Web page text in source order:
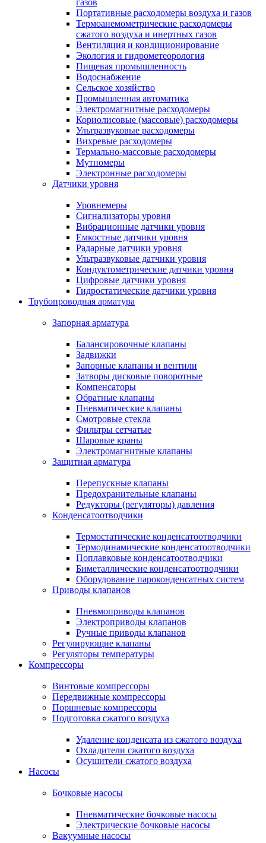
газов
Портативные расходомеры воздуха и газов
Термоанемометрические расходомеры
сжатого воздуха и инертных газов
Вентиляция и кондиционирование
Экология и гидрометеорология
Пищевая промышленность
Водоснабжение
Сельское хозяйство
Промышленная автоматика
Электромагнитные расходомеры
Кориолисовые (массовые) расходомеры
Ультразвуковые расходомеры
Вихревые расходомеры
Термально-массовые расходомеры
Мутномеры
Электронные расходомеры
Датчики уровня
Уровнемеры
Сигнализаторы уровня
Вибрационные датчики уровня
Емкостные датчики уровня
Радарные датчики уровня
Ультразвуковые датчики уровня
Кондуктометрические датчики уровня
Цифровые датчики уровня
Гидростатические датчики уровня
Трубопроводная арматура
Запорная арматура
Балансировочные клапаны
Задвижки
Запорные клапаны и вентили
Затворы дисковые поворотные
Компенсаторы
Обратные клапаны
Пневматические клапаны
Смотровые стекла
Фильтры сетчатые
Шаровые краны
Электромагнитные клапаны
Защитная арматура
Перепускные клапаны
Предохранительные клапаны
Редукторы (регуляторы) давления
Конденсатоотводчики
Термостатические конденсатоотводчики
Термодинамические конденсатоотводчики
Поплавковые конденсатоотводчики
Биметаллические конденсатоотводчики
Оборудование пароконденсатных систем
Приводы клапанов
Пневмоприводы клапанов
Электроприводы клапанов
Ручные приводы клапанов
Регулирующие клапаны
Регуляторы температуры
Компрессоры
Винтовые компрессоры
Передвижные компрессоры
Поршневые компрессоры
Подготовка сжатого воздуха
Удаление конденсата из сжатого воздуха
Охладители сжатого воздуха
Осушители сжатого воздуха
Насосы
Бочковые насосы
Пневматические бочковые насосы
Электрические бочковые насосы
Вакуумные насосы